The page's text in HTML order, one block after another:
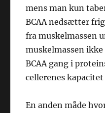
mens man kun
BCAA nedsætter
fra muskelmassen
muskelmassen
BCAA gang i
cellerenes
En anden måde